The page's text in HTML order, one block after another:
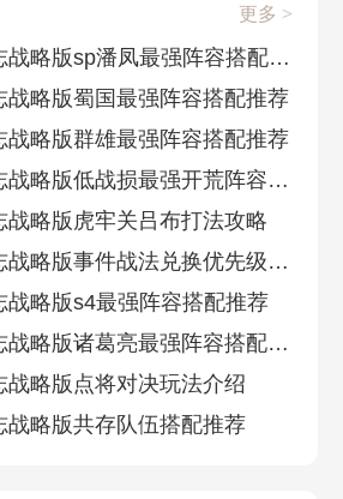
更多 >
三国志战略版sp潘凤最强阵容搭配推荐
战略版蜀国最强阵容搭配推荐
战略版群雄最强阵容搭配推荐
三国志战略版低战损最强开荒阵容推荐2026
战略版虎牢关吕布打法攻略
三国志战略版事件战法兑换优先级推荐
战略版s4最强阵容搭配推荐
三国志战略版诸葛亮最强阵容搭配推荐
战略版点将对决玩法介绍
战略版共存队伍搭配推荐